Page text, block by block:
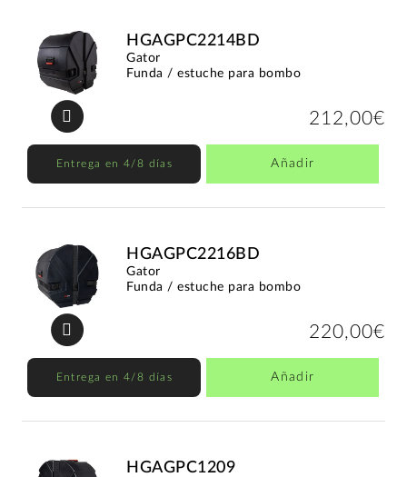
HGAGPC2214BD
Gator
Funda / estuche para bombo
212,00€
Entrega en 4/8 días Añadir
HGAGPC2216BD
Gator
Funda / estuche para bombo
220,00€
Entrega en 4/8 días Añadir
HGAGPC1209